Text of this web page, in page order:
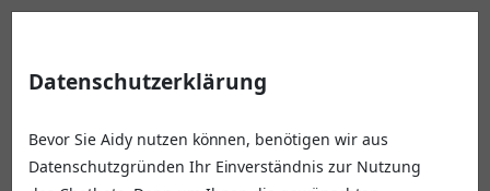
Datenschutzerklärung
Bevor Sie Aidy nutzen können, benötigen wir aus
Datenschutzgründen Ihr Einverständnis zur Nutzung